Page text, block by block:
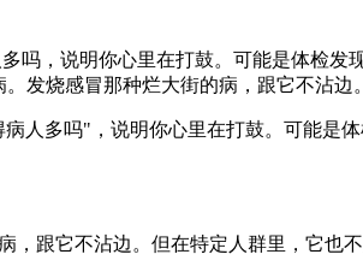
吗，说明你心里在打鼓。可能是体检
发烧感冒那种烂大街的病，跟它不沾边
人多吗"，说明你心里在打鼓。可能是
它不沾边。但在特定人群里，它也